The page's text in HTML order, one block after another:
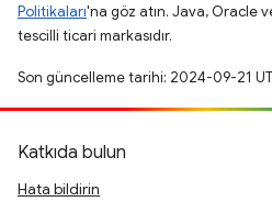
Politikaları'na göz atın. Java, Oracle
tescilli ticari markasıdır.
Son güncelleme tarihi: 2024-09-21
Katkıda bulun
Hata bildirin